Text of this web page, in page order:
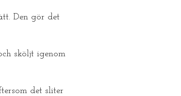
Den gör det
sköljt igenom
det sliter